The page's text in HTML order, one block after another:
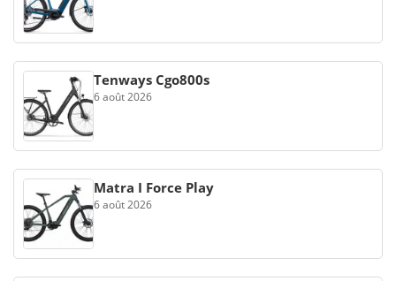
Tenways Cgo800s
6 août 2026
Matra I Force Play
6 août 2026